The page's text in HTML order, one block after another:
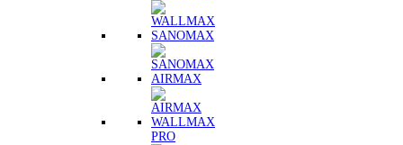
SANOMAX
AIRMAX
WALLMAX
PRO